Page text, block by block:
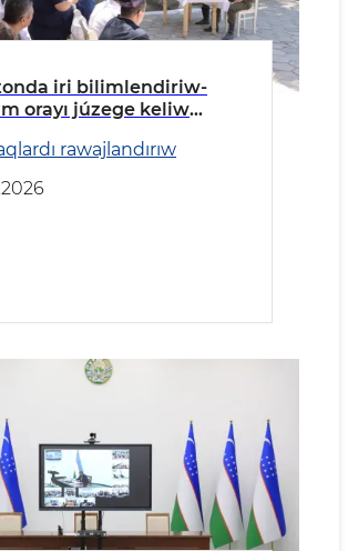
iri bilimlendiriw-
orayı júzege keliw
rawajlandırıw